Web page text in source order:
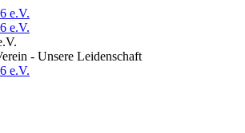
- Unsere Leidenschaft